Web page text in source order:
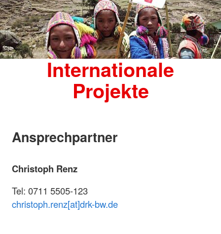
Internationale
Projekte
Ansprechpartner
Christoph Renz
Tel: 0711 5505-123
christoph.renz[at]drk-bw.de